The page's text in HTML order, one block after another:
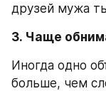
друзей мужа
3. Чаще
Иногда одно
больше, чем